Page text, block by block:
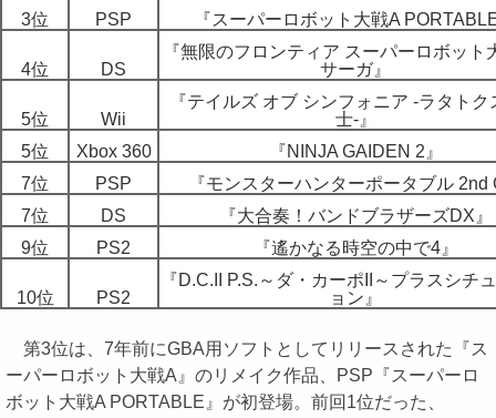
3位
PSP 『スーパーロボット大戦A
4位 DS
『無限のフロンティア スーパーロボット
サーガ』
5位 Wii
『テイルズ オブ シンフォニア -ラタトク
士-』
5位
Xbox 360
『NINJA GAIDEN 2』
7位
PSP
『モンスターハンターポータブル 2nd
7位
DS
『大合奏！バンドブラザーズDX』
9位
PS2 『遙かなる時空の中で4』
10位 PS2
『D.C.II P.S.～ダ・カーポII～プラスシチ
ョン』
第3位は、7年前にGBA用ソフトとしてリリースされた『ス
ーパーロボット大戦A』のリメイク作品、PSP『スーパーロ
ボット大戦A PORTABLE』が初登場。前回1位だった、